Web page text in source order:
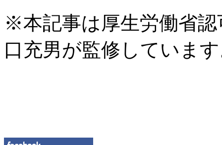
※本記事は厚生労働省
口充男が監修していま